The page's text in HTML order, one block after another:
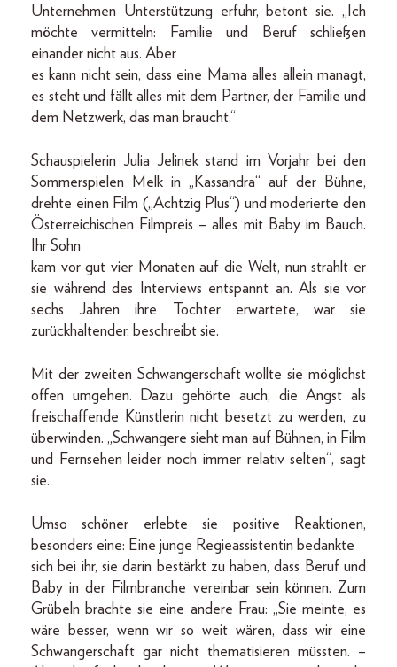
Unternehmen Unterstützung erfuhr, betont sie. „Ich
möchte vermitteln: Familie und Beruf schließen
einander nicht aus. Aber
es kann nicht sein, dass eine Mama alles allein managt,
es steht und fällt alles mit dem Partner, der Familie und
dem Netzwerk, das man braucht.“
Schauspielerin Julia Jelinek stand im Vorjahr bei den
Sommerspielen Melk in „Kassandra“ auf der Bühne,
drehte einen Film („Achtzig Plus“) und moderierte den
Österreichischen Filmpreis – alles mit Baby im Bauch.
Ihr Sohn
kam vor gut vier Monaten auf die Welt, nun strahlt er
sie während des Interviews entspannt an. Als sie vor
sechs Jahren ihre Tochter erwartete, war sie
zurückhaltender, beschreibt sie.
Mit der zweiten Schwangerschaft wollte sie möglichst
offen umgehen. Dazu gehörte auch, die Angst als
freischaffende Künstlerin nicht besetzt zu werden, zu
überwinden. „Schwangere sieht man auf Bühnen, in Film
und Fernsehen leider noch immer relativ selten“, sagt
sie.
Umso schöner erlebte sie positive Reaktionen,
besonders eine: Eine junge Regieassistentin bedankte
sich bei ihr, sie darin bestärkt zu haben, dass Beruf und
Baby in der Filmbranche vereinbar sein können. Zum
Grübeln brachte sie eine andere Frau: „Sie meinte, es
wäre besser, wenn wir so weit wären, dass wir eine
Schwangerschaft gar nicht thematisieren müssten. –